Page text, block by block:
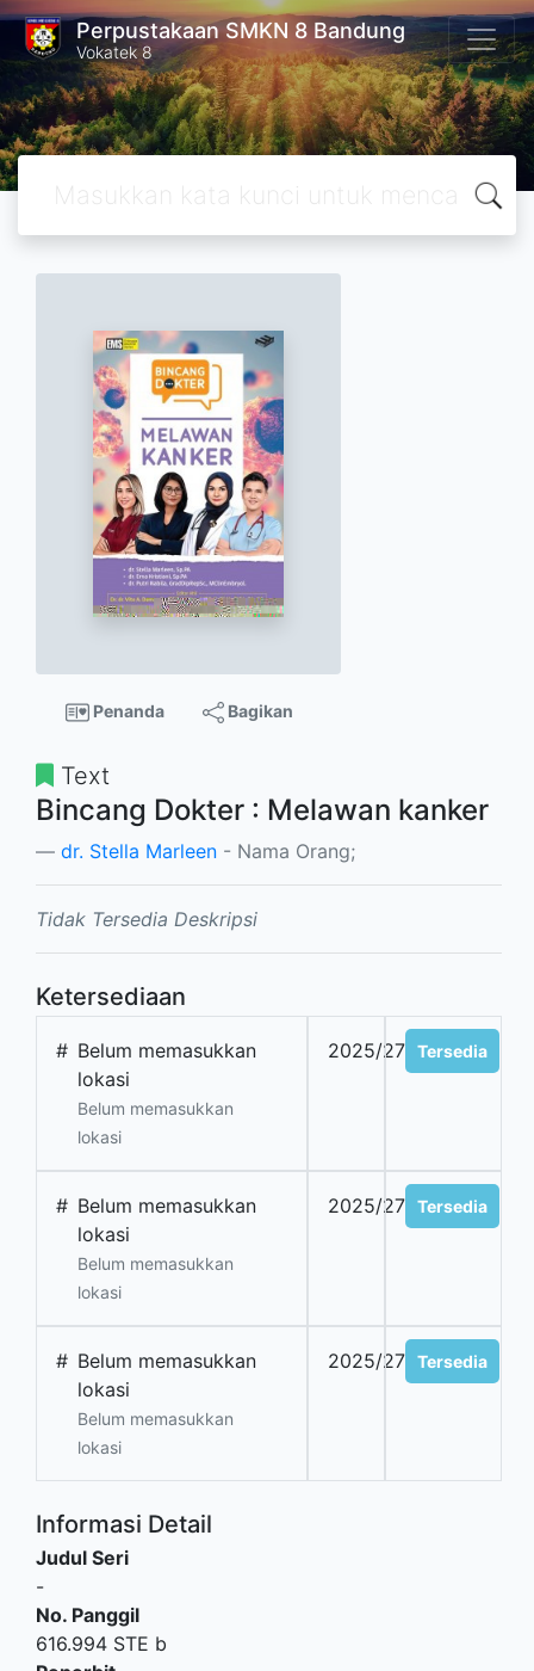
Perpustakaan SMKN 8 Bandung
Vokatek 8
Penanda Bagikan
Text
Bincang Dokter : Melawan kanker
dr. Stella Marleen - Nama Orang;
Tidak Tersedia Deskripsi
Ketersediaan
# Belum memasukkan
lokasi
Belum memasukkan
lokasi
2025/2788Tersedia
# Belum memasukkan
lokasi
Belum memasukkan
lokasi
2025/2789Tersedia
# Belum memasukkan
lokasi
Belum memasukkan
lokasi
2025/2790Tersedia
Informasi Detail
Judul Seri
-
No. Panggil
616.994 STE b